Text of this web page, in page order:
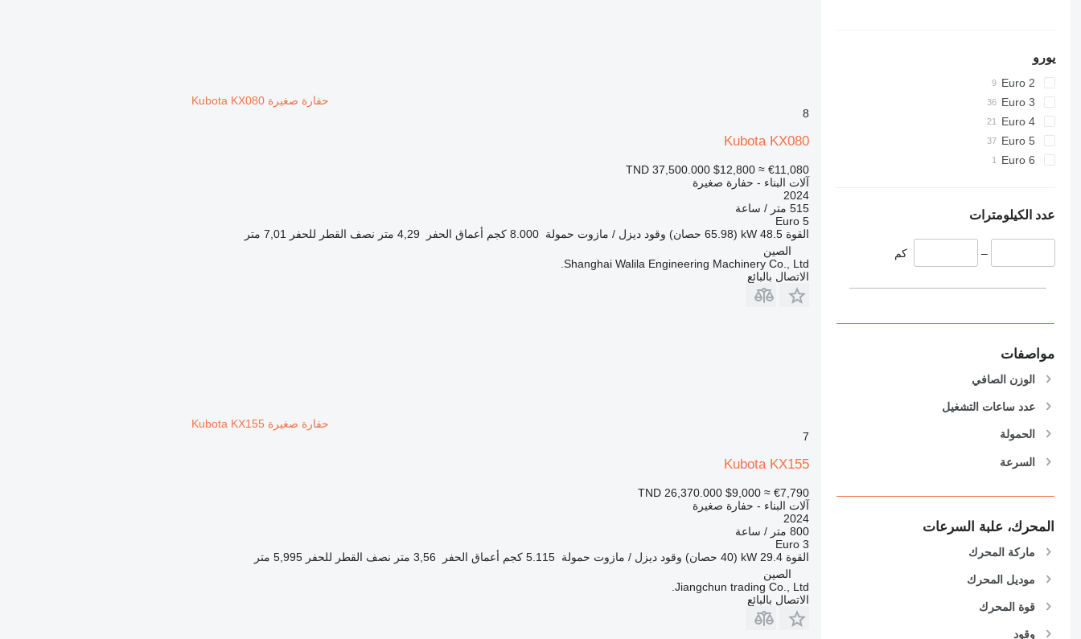
826
906
907
908
910
924
926
938
953
955
966
980
988
990
992
C-series
يورو
Euro 2
Euro 3
Euro 4
Euro 5
Euro 6
عدد الكيلومترات
– كم
مواصفات
الوزن الصافي
عدد ساعات التشغيل
الحمولة
السرعة
المحرك، علبة السرعات
ماركة المحرك
موديل المحرك
قوة المحرك
وقود
حفارة صغيرة Kubota KX080
8
Kubota KX080
TND 37,500.000 $12,800 ≈ €11,080
آلات البناء - حفارة صغيرة
2024
515 متر / ساعة
Euro 5
القوة 48.5 kW (65.98 حصان) وقود ديزل / مازوت حمولة 8.000 كجم أعماق الحفر 4,29 متر نصف القطر للحفر
7,01 متر
الصين
Shanghai Walila Engineering Machinery Co., Ltd.
الاتصال بالبائع
حفارة صغيرة Kubota KX155
7
Kubota KX155
TND 26,370.000 $9,000 ≈ €7,790
آلات البناء - حفارة صغيرة
2024
800 متر / ساعة
Euro 3
القوة 29.4 kW (40 حصان) وقود ديزل / مازوت حمولة 5.115 كجم أعماق الحفر 3,56 متر نصف القطر للحفر 5,995 متر
الصين
Jiangchun trading Co., Ltd.
الاتصال بالبائع